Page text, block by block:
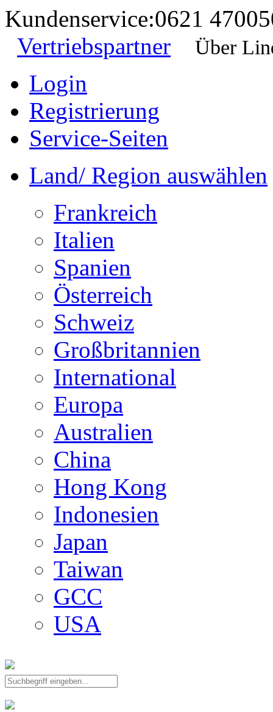
Kundenservice:0621
Vertriebspartner
Über
Login
Registrierung
Service-Seiten
Land/ Region auswählen
Frankreich
Italien
Spanien
Österreich
Schweiz
Großbritannien
International
Europa
Australien
China
Hong Kong
Indonesien
Japan
Taiwan
GCC
USA